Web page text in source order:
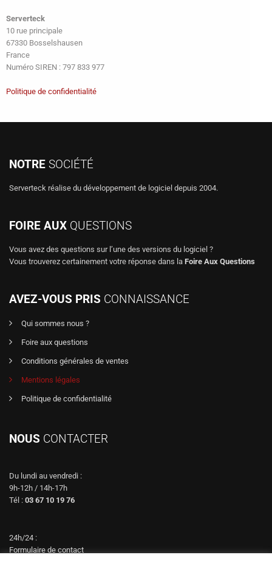
Serverteck
10 rue principale
67330 Bosselshausen
France
Numéro SIREN : 797 833 977
Politique de confidentialité
NOTRE SOCIÉTÉ
Serverteck réalise du développement de logiciel depuis 2004.
FOIRE AUX QUESTIONS
Vous avez des questions sur l’une des versions du logiciel ?
Vous trouverez certainement votre réponse dans la Foire Aux Questions
AVEZ-VOUS PRIS CONNAISSANCE
Qui sommes nous ?
Foire aux questions
Conditions générales de ventes
Mentions légales
Politique de confidentialité
NOUS CONTACTER
Du lundi au vendredi :
9h-12h / 14h-17h
Tél : 03 67 10 19 76
24h/24 :
Formulaire de contact